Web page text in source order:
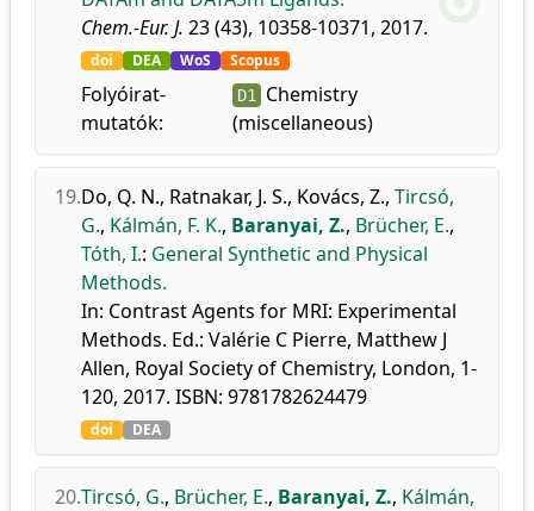
Chem.-Eur. J. 23 (43), 10358-10371, 2017.
doi DEA WoS Scopus
Folyóirat-
mutatók:
D1
Chemistry
(miscellaneous)
19.Do, Q. N., Ratnakar, J. S., Kovács, Z., Tircsó,
G., Kálmán, F. K., Baranyai, Z., Brücher, E.,
Tóth, I.: General Synthetic and Physical
Methods.
In: Contrast Agents for MRI: Experimental
Methods. Ed.: Valérie C Pierre, Matthew J
Allen, Royal Society of Chemistry, London, 1-
120, 2017. ISBN: 9781782624479
doi DEA
20.Tircsó, G., Brücher, E., Baranyai, Z., Kálmán,